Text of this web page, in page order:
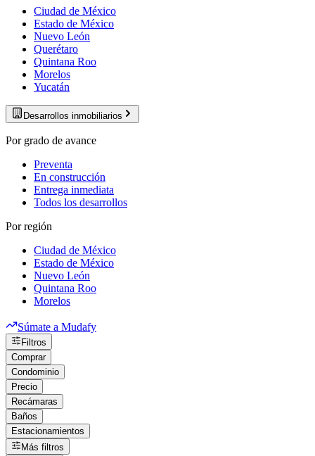
Ciudad de México
Estado de México
Nuevo León
Querétaro
Quintana Roo
Morelos
Yucatán
Desarrollos inmobiliarios
Por grado de avance
Preventa
En construcción
Entrega inmediata
Todos los desarrollos
Por región
Ciudad de México
Estado de México
Nuevo León
Quintana Roo
Morelos
Súmate a Mudafy
Filtros
Comprar
Condominio
Precio
Recámaras
Baños
Estacionamientos
Más filtros